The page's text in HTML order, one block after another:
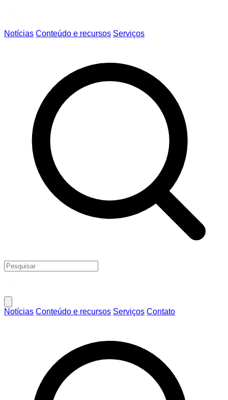
Notícias Conteúdo e recursos Serviços
Notícias Conteúdo e recursos Serviços Contato